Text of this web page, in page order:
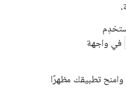
في واجهة
تطبيقك مظهرًا